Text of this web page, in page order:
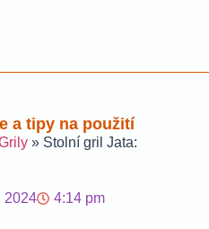
a tipy na použití
» Stolní gril Jata:
2024
4:14 pm